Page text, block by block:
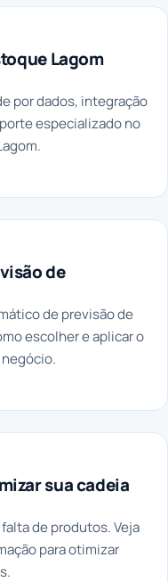
Lagom
por dados, integração
especializado no
de
de previsão de
escolher e aplicar o
sua cadeia
de produtos. Veja
para otimizar